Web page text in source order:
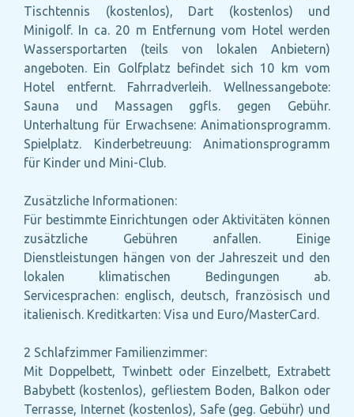
Tischtennis (kostenlos), Dart (kostenlos) und
Minigolf. In ca. 20 m Entfernung vom Hotel werden
Wassersportarten (teils von lokalen Anbietern)
angeboten. Ein Golfplatz befindet sich 10 km vom
Hotel entfernt. Fahrradverleih. Wellnessangebote:
Sauna und Massagen ggfls. gegen Gebühr.
Unterhaltung für Erwachsene: Animationsprogramm.
Spielplatz. Kinderbetreuung: Animationsprogramm
für Kinder und Mini-Club.
Zusätzliche Informationen:
Für bestimmte Einrichtungen oder Aktivitäten können
zusätzliche Gebühren anfallen. Einige
Dienstleistungen hängen von der Jahreszeit und den
lokalen klimatischen Bedingungen ab.
Servicesprachen: englisch, deutsch, französisch und
italienisch. Kreditkarten: Visa und Euro/MasterCard.
2 Schlafzimmer Familienzimmer:
Mit Doppelbett, Twinbett oder Einzelbett, Extrabett
Babybett (kostenlos), gefliestem Boden, Balkon oder
Terrasse, Internet (kostenlos), Safe (geg. Gebühr) und